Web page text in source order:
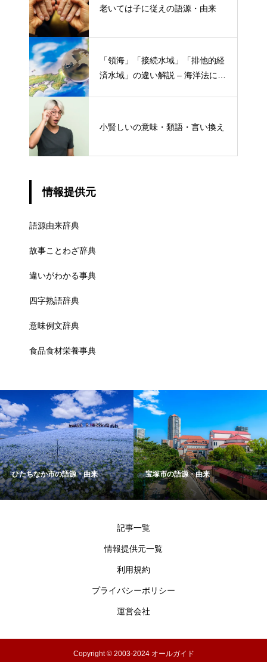
老いては子に従えの語源・由来
「領海」「接続水域」「排他的経
済水域」の違い解説 – 海洋法にお
小賢しいの意味・類語・言い換え
情報提供元
語源由来辞典
故事ことわざ辞典
違いがわかる事典
四字熟語辞典
意味例文辞典
食品食材栄養事典
ひたちなか市の語源・由来 宝塚市の語源・由来
記事一覧
情報提供元一覧
利用規約
プライバシーポリシー
運営会社
Copyright © 2003-2024 オールガイド